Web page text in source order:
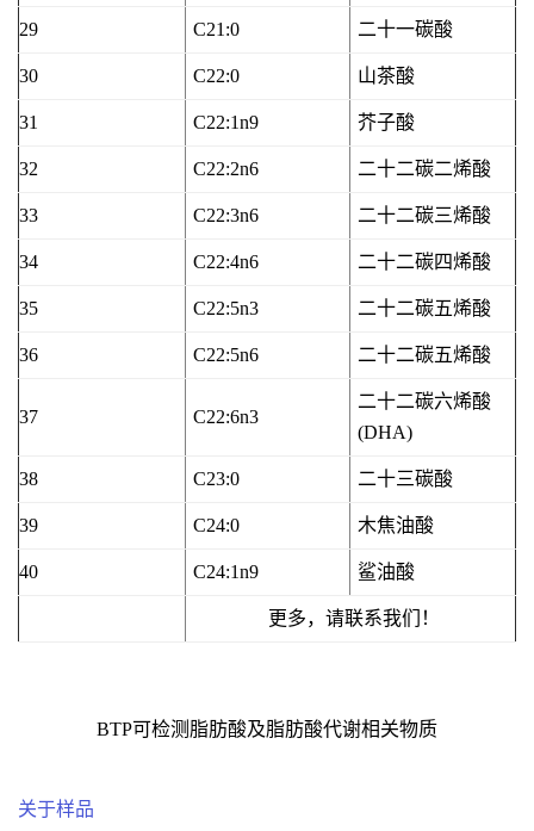
29 C21:0 二十一碳酸
30 C22:0 山茶酸
31 C22:1n9 芥子酸
32 C22:2n6 二十二碳二烯酸
33 C22:3n6 二十二碳三烯酸
34 C22:4n6 二十二碳四烯酸
35 C22:5n3 二十二碳五烯酸
36 C22:5n6 二十二碳五烯酸
37 C22:6n3
二十二碳六烯酸
(DHA)
38 C23:0 二十三碳酸
39 C24:0 木焦油酸
40 C24:1n9 鲨油酸
更多，请联系我们！
BTP可检测脂肪酸及脂肪酸代谢相关物质
关于样品